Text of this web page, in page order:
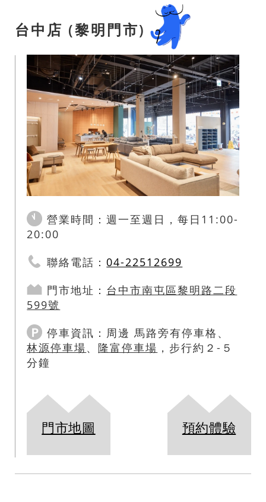
台中店 (黎明門市)
預約體驗
營業時間：週一至週日，每日11:00-
20:00
聯絡電話：04-22512699
門市地址： 台中市南屯區黎明路二段
599號
停車資訊： 周邊 馬路旁有停車格、
林源停車場、 隆富停車場 ，步行約２-５
分鐘
門市地圖